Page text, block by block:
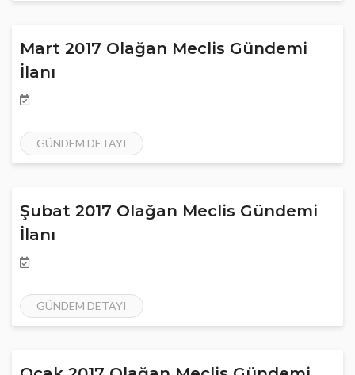
Mart 2017 Olağan Meclis Gündemi
İlanı
GÜNDEM DETAYI
Şubat 2017 Olağan Meclis Gündemi
İlanı
GÜNDEM DETAYI